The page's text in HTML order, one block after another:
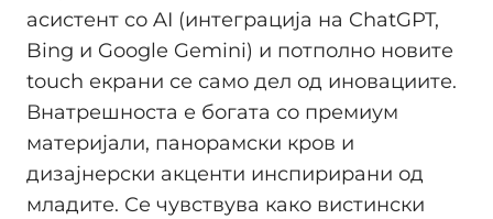
асистент со AI (интеграција на ChatGPT,
Bing и Google Gemini) и потполно новите
touch екрани се само дел од иновациите.
Внатрешноста е богата со премиум
материјали, панорамски кров и
дизајнерски акценти инспирирани од
младите. Се чувствува како вистински